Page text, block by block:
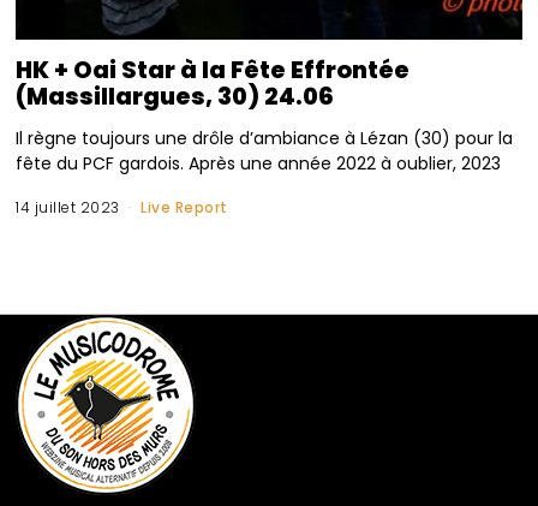
HK + Oai Star à la Fête Effrontée
(Massillargues, 30) 24.06
Il règne toujours une drôle d’ambiance à Lézan (30) pour la
fête du PCF gardois. Après une année 2022 à oublier, 2023
14 juillet 2023 Live Report